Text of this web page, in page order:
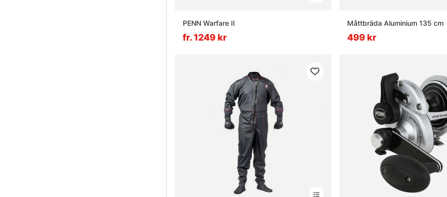
PENN Warfare II
fr. 1249 kr
Måttbräda Aluminium 135 cm
499 kr